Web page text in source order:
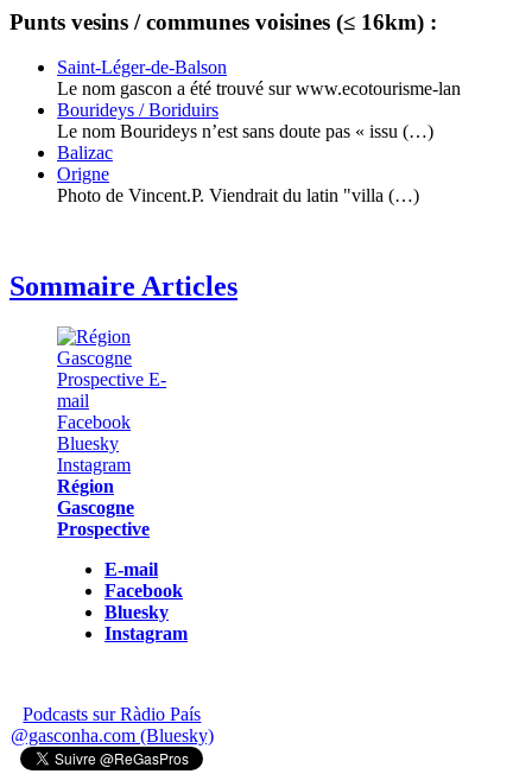
Punts vesins / communes voisines (≤ 16km) :
Saint-Léger-de-Balson
Le nom gascon a été trouvé sur www.ecotourisme-lan
Bourideys / Boriduirs
Le nom Bourideys n’est sans doute pas « issu (…)
Balizac
Origne
Photo de Vincent.P. Viendrait du latin "villa (…)
Sommaire Articles
Région
Gascogne
Prospective
E-mail
Facebook
Bluesky
Instagram
Podcasts sur Ràdio País
@gasconha.com (Bluesky)